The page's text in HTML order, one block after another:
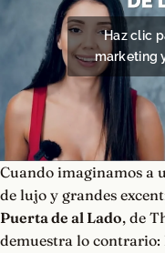
Haz clic
marketing
Cuando imaginamos a
de lujo y grandes
Puerta de al Lado, de
demuestra lo contrario: